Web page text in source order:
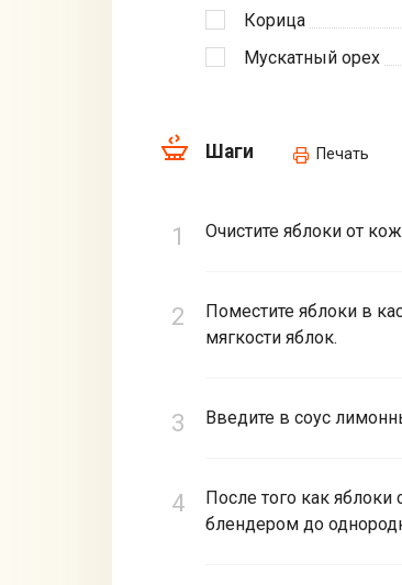
Корица
Мускатный орех
Шаги Печать
Очистите яблоки от
Поместите яблоки в
мягкости яблок.
Введите в соус
После того как яблоки
блендером до